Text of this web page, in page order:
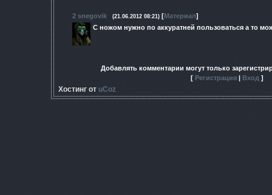
2 snegovik (21.06.2012 08:21) [Материал]
С ножом нужно по аккуратней пользоваться а то
Добавлять комментарии могут только
[ Регистрация Вход ]
Хостинг от uCoz